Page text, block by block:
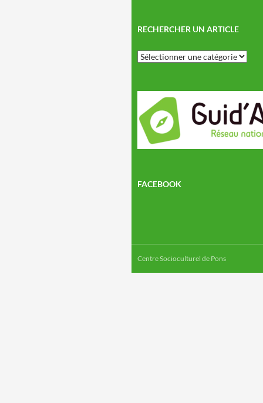
RECHERCHER UN ARTICLE
Rechercher
un
FACEBOOK
Centre Socioculturel de Pons